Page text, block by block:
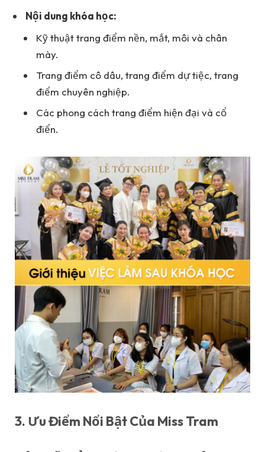
Nội dung khóa học:
Kỹ thuật trang điểm nền, mắt, môi và chân
mày.
Trang điểm cô dâu, trang điểm dự tiệc, trang
điểm chuyên nghiệp.
Các phong cách trang điểm hiện đại và cổ
điển.
3. Ưu Điểm Nổi Bật Của Miss Tram